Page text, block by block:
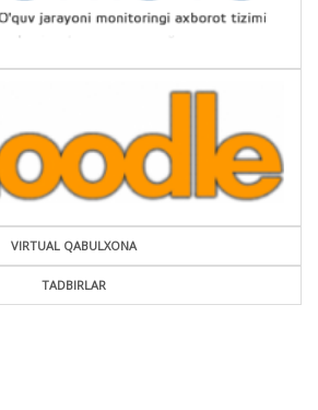
VIRTUAL QABULXONA
TADBIRLAR